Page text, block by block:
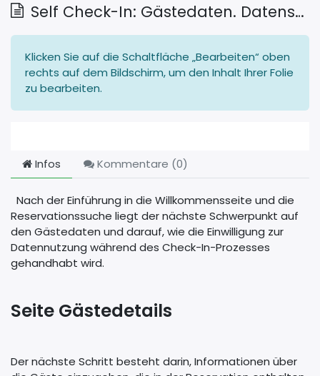
Self Check-In: Gästedaten. Datenschutzeinwilligung
Klicken Sie auf die Schaltfläche „Bearbeiten“ oben
rechts auf dem Bildschirm, um den Inhalt Ihrer Folie
zu bearbeiten.
Infos Kommentare (0)
Nach der Einführung in die Willkommensseite und die
Reservationssuche liegt der nächste Schwerpunkt auf
den Gästedaten und darauf, wie die Einwilligung zur
Datennutzung während des Check-In-Prozesses
gehandhabt wird.
Seite Gästedetails
Der nächste Schritt besteht darin, Informationen über